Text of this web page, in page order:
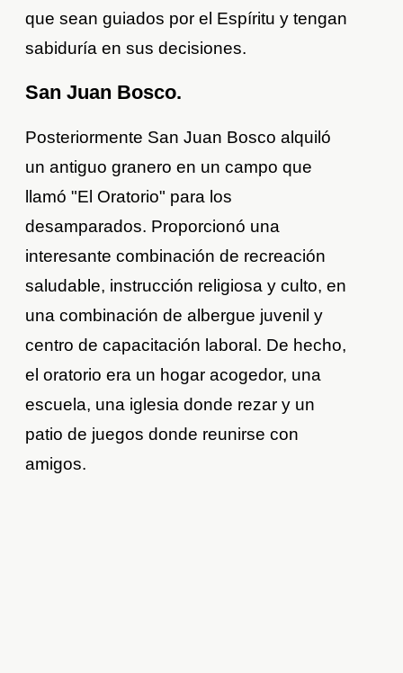
que sean guiados por el Espíritu y tengan
sabiduría en sus decisiones.
San Juan Bosco.
Posteriormente San Juan Bosco alquiló
un antiguo granero en un campo que
llamó "El Oratorio" para los
desamparados. Proporcionó una
interesante combinación de recreación
saludable, instrucción religiosa y culto, en
una combinación de albergue juvenil y
centro de capacitación laboral. De hecho,
el oratorio era un hogar acogedor, una
escuela, una iglesia donde rezar y un
patio de juegos donde reunirse con
amigos.